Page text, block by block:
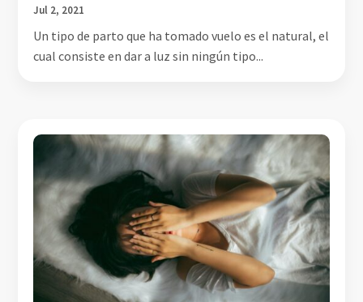
Jul 2, 2021
Un tipo de parto que ha tomado vuelo es el natural, el
cual consiste en dar a luz sin ningún tipo...